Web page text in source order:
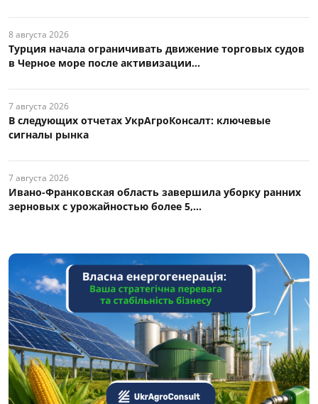
8 августа 2026
Турция начала ограничивать движение торговых судов
в Черное море после активизации...
7 августа 2026
В следующих отчетах УкрАгроКонсалт: ключевые
сигналы рынка
7 августа 2026
Ивано-Франковская область завершила уборку ранних
зерновых с урожайностью более 5,...